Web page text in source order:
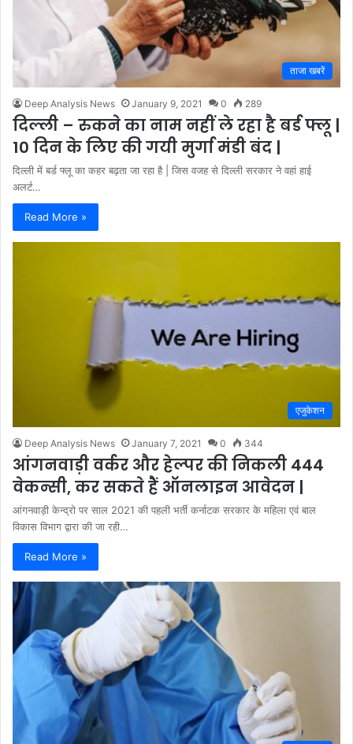
ताजा खबरें
Deep Analysis News January 9, 2021 0 289
दिल्ली – रुकने का नाम नहीं ले रहा है बर्ड फ्लू |
10 दिन के लिए की गयी मुर्गा मंडी बंद |
दिल्ली में बर्ड फ्लू का कहर बढ़ता जा रहा है | जिस वजह से दिल्ली सरकार ने वहां हाई
अलर्ट…
Read More »
एजुकेशन
Deep Analysis News January 7, 2021 0 344
आंगनवाड़ी वर्कर और हेल्पर की निकली 444
वेकन्सी, कर सकते हैं ऑनलाइन आवेदन |
आंगनवाड़ी केन्द्रो पर साल 2021 की पहली भर्ती कर्नाटक सरकार के महिला एवं बाल
विकास विभाग द्वारा की जा रही…
Read More »